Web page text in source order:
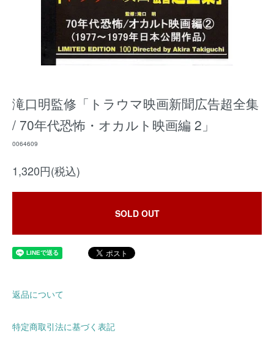
滝口明監修「トラウマ映画新聞広告超全集
/ 70年代恐怖・オカルト映画編 2」
0064609
1,320円(税込)
SOLD OUT
返品について
特定商取引法に基づく表記